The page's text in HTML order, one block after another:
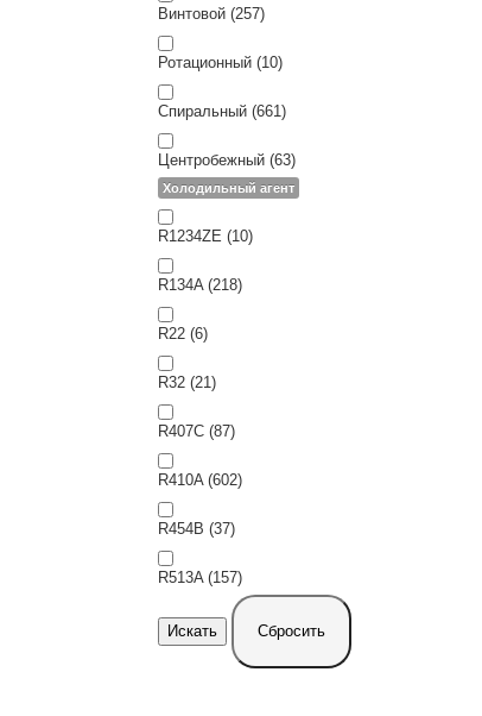
Винтовой (257)
Ротационный (10)
Спиральный (661)
Центробежный (63)
Холодильный агент
R1234ZE (10)
R134A (218)
R22 (6)
R32 (21)
R407C (87)
R410A (602)
R454B (37)
R513A (157)